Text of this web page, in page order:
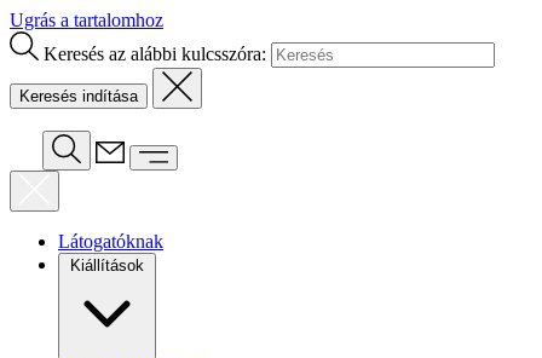
Ugrás a tartalomhoz
Keresés az alábbi kulcsszóra:
Látogatóknak
Kiállítások